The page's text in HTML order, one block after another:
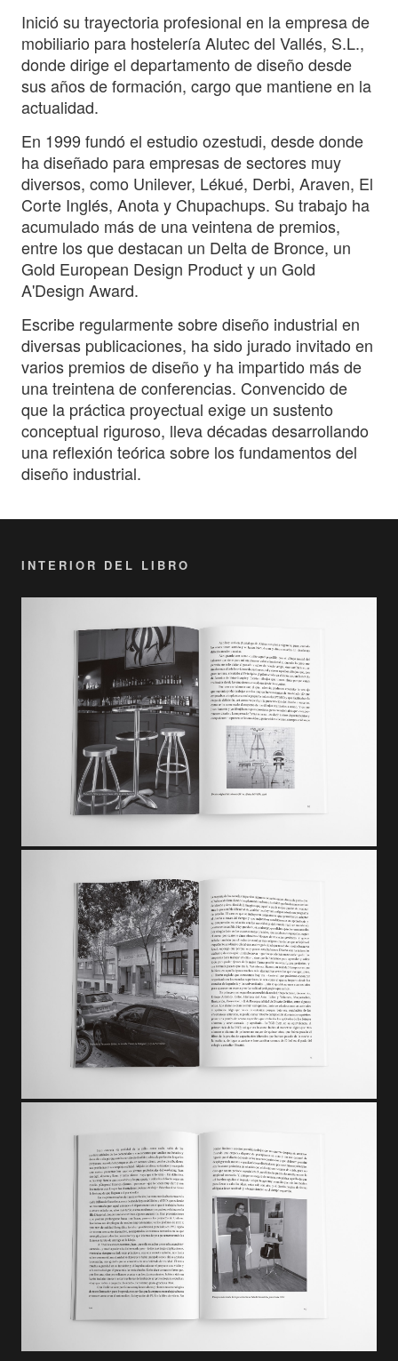
Inició su trayectoria profesional en la empresa de
mobiliario para hostelería Alutec del Vallés, S.L.,
donde dirige el departamento de diseño desde
sus años de formación, cargo que mantiene en la
actualidad.
En 1999 fundó el estudio ozestudi, desde donde
ha diseñado para empresas de sectores muy
diversos, como Unilever, Lékué, Derbi, Araven, El
Corte Inglés, Anota y Chupachups. Su trabajo ha
acumulado más de una veintena de premios,
entre los que destacan un Delta de Bronce, un
Gold European Design Product y un Gold
A'Design Award.
Escribe regularmente sobre diseño industrial en
diversas publicaciones, ha sido jurado invitado en
varios premios de diseño y ha impartido más de
una treintena de conferencias. Convencido de
que la práctica proyectual exige un sustento
conceptual riguroso, lleva décadas desarrollando
una reflexión teórica sobre los fundamentos del
diseño industrial.
INTERIOR DEL LIBRO